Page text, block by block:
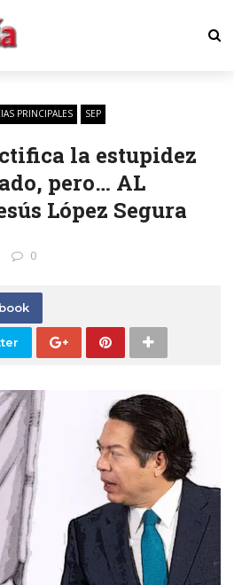
PRINCIPALES SEP
la estupidez
pero… AL
López Segura
0